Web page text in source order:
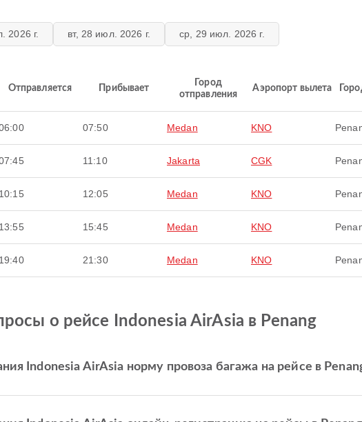
2026 г. вт, 28 июл. 2026 г. ср, 29 июл. 2026 г.
Отправляется Прибывает
Город
отправления
Аэропорт вылета
07:50 Medan KNO
11:10 Jakarta CGK
10:15 12:05 Medan KNO
13:55 15:45 Medan KNO
19:40 21:30 Medan KNO
о рейсе Indonesia AirAsia в Penang
Indonesia AirAsia норму провоза багажа на рейсе в